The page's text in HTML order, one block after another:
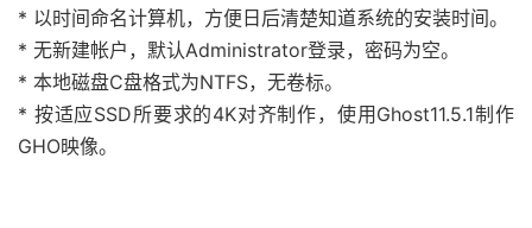
* 以时间命名计算机，方便日后清楚知道系统的安装时间。
* 无新建帐户，默认Administrator登录，密码为空。
* 本地磁盘C盘格式为NTFS，无卷标。
* 按适应SSD所要求的4K对齐制作，使用Ghost11.5.1制作
GHO映像。